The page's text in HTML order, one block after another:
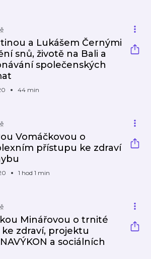
a Lukášem Černými
snů, životě na Bali a
společenských
44 min
Vomáčkovou o
přístupu ke zdraví
1 hod 1 min
Minářovou o trnité
ke zdraví, projektu
a sociálních